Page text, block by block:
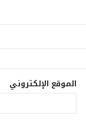
الموقع الإلكتروني